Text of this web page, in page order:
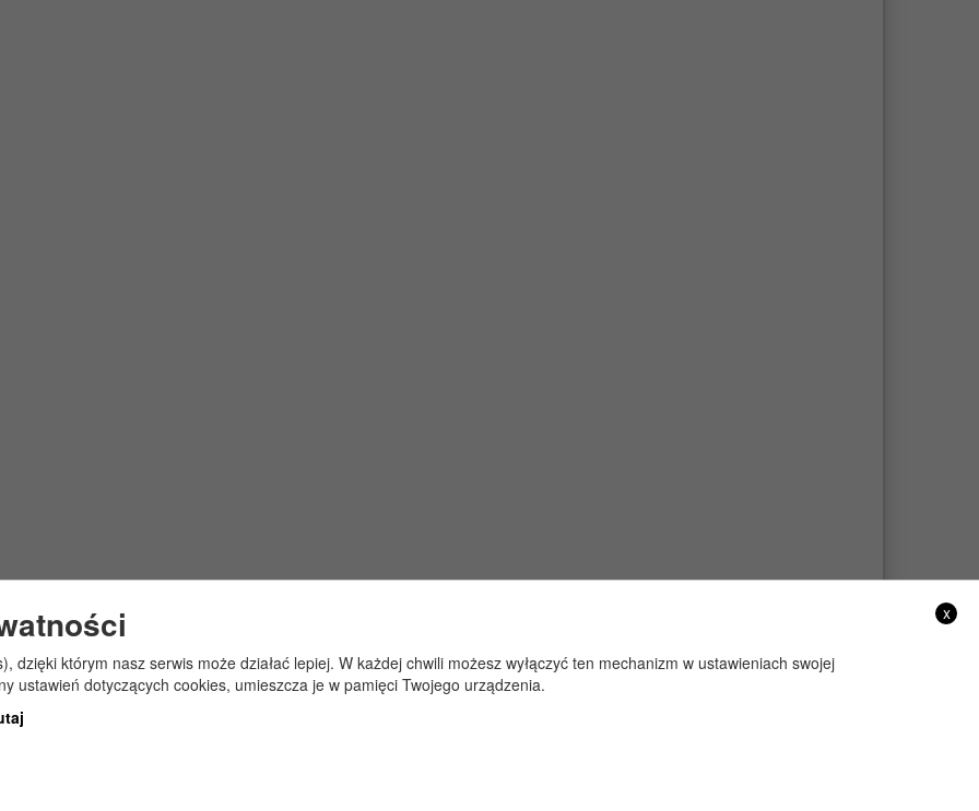
x
dzięki którym nasz serwis może działać lepiej. W każdej chwili możesz wyłączyć ten mechanizm w ustawieniach swojej
ustawień dotyczących cookies, umieszcza je w pamięci Twojego urządzenia.